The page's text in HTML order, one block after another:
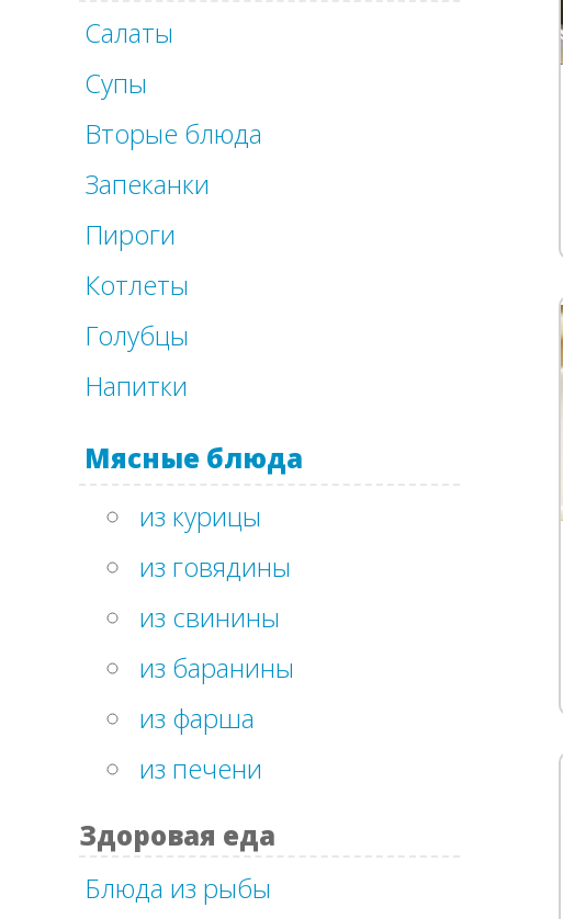
Салаты
Супы
Вторые блюда
Запеканки
Пироги
Котлеты
Голубцы
Напитки
Мясные блюда
из курицы
из говядины
из свинины
из баранины
из фарша
из печени
Здоровая еда
Блюда из рыбы